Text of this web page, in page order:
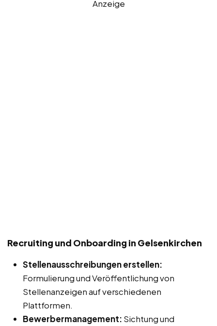
Anzeige
Recruiting und Onboarding in Gelsenkirchen
Stellenausschreibungen erstellen:
Formulierung und Veröffentlichung von
Stellenanzeigen auf verschiedenen
Plattformen.
Bewerbermanagement: Sichtung und